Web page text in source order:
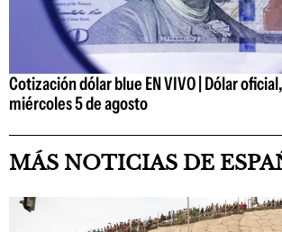
Cotización dólar blue EN VIVO | Dólar
miércoles 5 de agosto
MÁS NOTICIAS DE